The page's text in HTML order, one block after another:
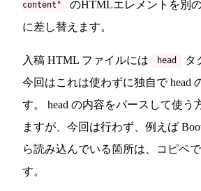
content"
のHTMLエレメントを別
に差し替えます。
入稿 HTML ファイルには head
タ
今回はこれは使わずに独自で head
す。 head の内容をパースして使う
ますが、今回は行わず、例えば
ら読み込んでいる箇所は、コピペ
す。